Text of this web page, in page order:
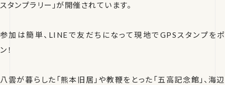
スタンプラリー」が開催されています。
参加は簡単、LINEで友だちになって現地でGPSスタンプをポ
ン！
八雲が暮らした「熊本旧居」や教鞭をとった「五高記念館」、海辺